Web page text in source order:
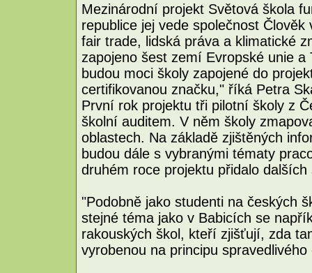
Mezinárodní projekt Světová škola
republice jej vede společnost
fair trade, lidská práva a klimatické
zapojeno šest zemí Evropské unie
budou moci školy zapojené do
certifikovanou značku," říká Petra
První rok projektu tři pilotní školy z
školní auditem. V něm školy
oblastech. Na základě zjištěných
budou dále s vybranými tématy
druhém roce projektu přidalo dalších
"Podobně jako studenti na českých
stejné téma jako v Babicích se
rakouských škol, kteří zjišťují, zda
vyrobenou na principu